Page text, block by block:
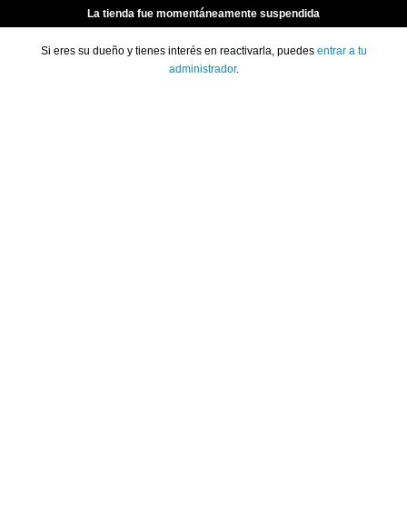
La tienda fue momentáneamente suspendida
Si eres su dueño y tienes interés en reactivarla, puedes entrar a tu
administrador.